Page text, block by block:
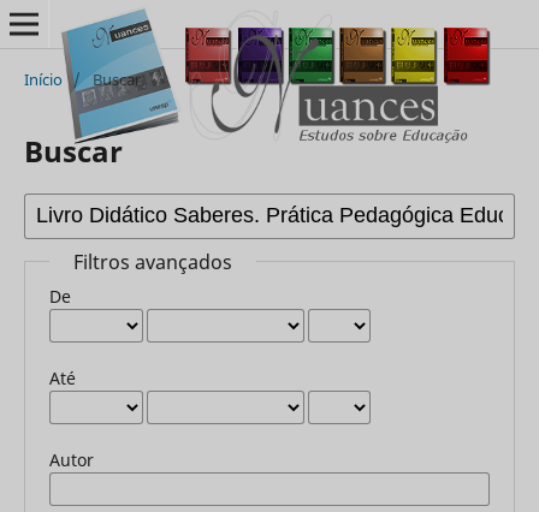
Início / Buscar
Buscar
Filtros avançados
De
Até
Autor